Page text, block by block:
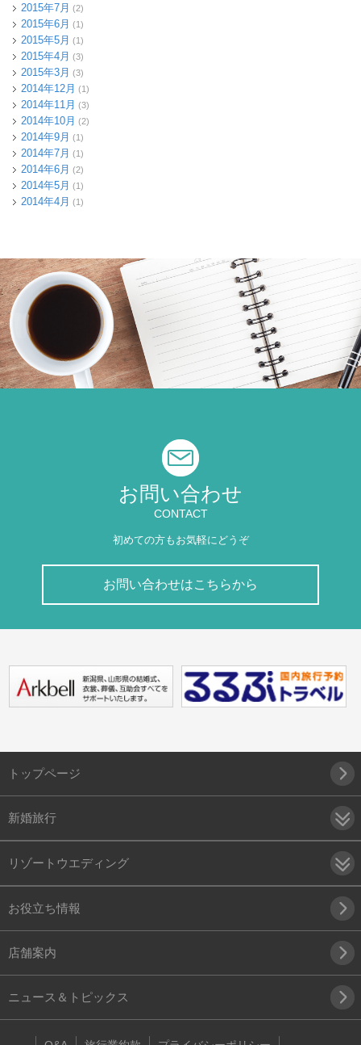
2015年7月 (2)
2015年6月 (1)
2015年5月 (1)
2015年4月 (3)
2015年3月 (3)
2014年12月 (1)
2014年11月 (3)
2014年10月 (2)
2014年9月 (1)
2014年7月 (1)
2014年6月 (2)
2014年5月 (1)
2014年4月 (1)
お問い合わせ
CONTACT
初めての方もお気軽にどうぞ
お問い合わせはこちらから
トップページ
新婚旅行
リゾートウエディング
お役立ち情報
店舗案内
ニュース＆トピックス